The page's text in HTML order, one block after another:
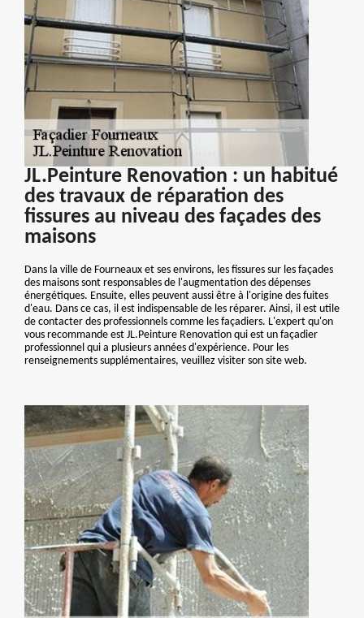
JL.Peinture Renovation : un habitué
des travaux de réparation des
fissures au niveau des façades des
maisons
Dans la ville de Fourneaux et ses environs, les fissures sur les façades
des maisons sont responsables de l'augmentation des dépenses
énergétiques. Ensuite, elles peuvent aussi être à l'origine des fuites
d'eau. Dans ce cas, il est indispensable de les réparer. Ainsi, il est utile
de contacter des professionnels comme les façadiers. L'expert qu'on
vous recommande est JL.Peinture Renovation qui est un façadier
professionnel qui a plusieurs années d'expérience. Pour les
renseignements supplémentaires, veuillez visiter son site web.